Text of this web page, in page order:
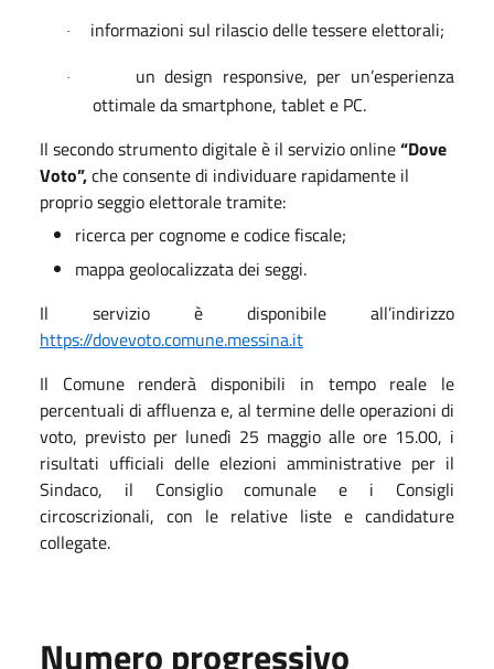
· informazioni sul rilascio delle tessere elettorali;
·
un design responsive, per un’esperienza
ottimale da smartphone, tablet e PC.
Il secondo strumento digitale è il servizio online“Dove
Voto”,che consente di individuare rapidamente il
proprio seggio elettorale tramite:
ricerca per cognome e codice fiscale;
mappa geolocalizzata dei seggi.
Il servizio è disponibile all’indirizzo
https://dovevoto.comune.messina.it
Il Comune renderà disponibili in tempo reale le
percentuali di affluenza e, al termine delle operazioni di
voto, previsto per lunedì 25 maggio alle ore 15.00, i
risultati ufficiali delle elezioni amministrative per il
Sindaco, il Consiglio comunale e i Consigli
circoscrizionali, con le relative liste e candidature
collegate.
Numero progressivo